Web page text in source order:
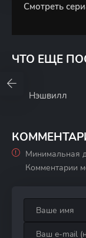
Смотреть
ЧТО ЕЩЕ
Нэшвилл
Минимальная
Комментарии